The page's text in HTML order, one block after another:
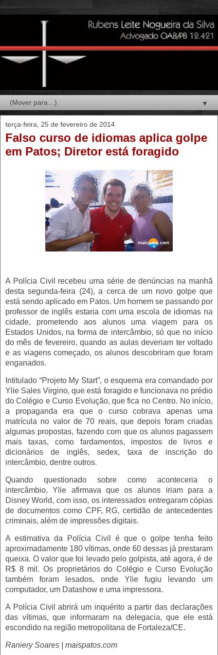
▼
terça-feira, 25 de fevereiro de 2014
Falso curso de idiomas aplica golpe
em Patos; Diretor está foragido
A Polícia Civil recebeu uma série de denúncias na manhã
desta segunda-feira (24), a cerca de um novo golpe que
está sendo aplicado em Patos. Um homem se passando por
professor de inglês estaria com uma escola de idiomas na
cidade, prometendo aos alunos uma viagem para os
Estados Unidos, na forma de intercâmbio, só que no início
do mês de fevereiro, quando as aulas deveriam ter voltado
e as viagens começado, os alunos descobriram que foram
enganados.
Intitulado “Projeto My Start”, o esquema era comandado por
Ylie Sales Virgino, que está foragido e funcionava no prédio
do Colégio e Curso Evolução, que fica no Centro. No início,
a propaganda era que o curso cobrava apenas uma
matrícula no valor de 70 reais, que depois foram criadas
algumas propostas, fazendo com que os alunos pagassem
mais taxas, como fardamentos, impostos de livros e
dicionários de inglês, sedex, taxa de inscrição do
intercâmbio, dentre outros.
Quando questionado sobre como aconteceria o
intercâmbio, Ylie afirmava que os alunos iriam para a
Disney World, com isso, os interessados entregaram cópias
de documentos como CPF, RG, certidão de antecedentes
criminais, além de impressões digitais.
A estimativa da Polícia Civil é que o golpe tenha feito
aproximadamente 180 vítimas, onde 60 dessas já prestaram
queixa. O valor que foi levado pelo golpista, até agora, é de
R$ 8 mil. Os proprietários do Colégio e Curso Evolução
também foram lesados, onde Ylie fugiu levando um
computador, um Datashow e uma impressora.
A Polícia Civil abrirá um inquérito a partir das declarações
das vítimas, que informaram na delegacia, que ele está
escondido na região metropolitana de Fortaleza/CE.
Raniery Soares | maispatos.com